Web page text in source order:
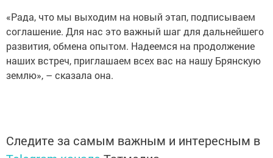
«Рада, что мы выходим на новый этап, подписываем
соглашение. Для нас это важный шаг для дальнейшего
развития, обмена опытом. Надеемся на продолжение
наших встреч, приглашаем всех вас на нашу Брянскую
землю», – сказала она.
Следите за самым важным и интересным в